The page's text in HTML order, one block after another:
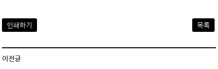
인쇄하기 목록
이전글